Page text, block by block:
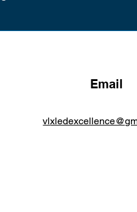
Email
vl